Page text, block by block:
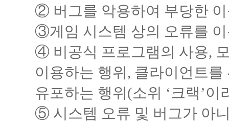
② 버그를 악용하여 부당한
③게임 시스템 상의 오류를
④ 비공식 프로그램의 사용,
이용하는 행위, 클라이언트
유포하는 행위(소위 ‘크랙’
⑤ 시스템 오류 및 버그가 아